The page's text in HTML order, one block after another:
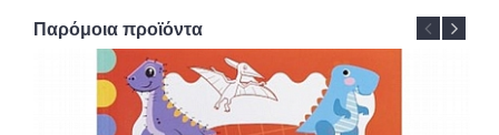
Παρόμοια προϊόντα